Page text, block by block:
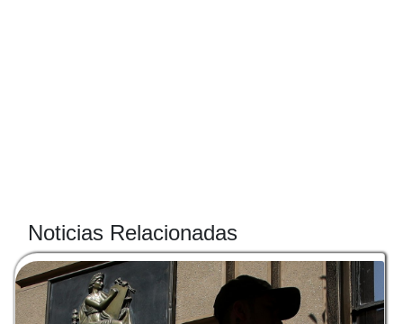
Noticias Relacionadas